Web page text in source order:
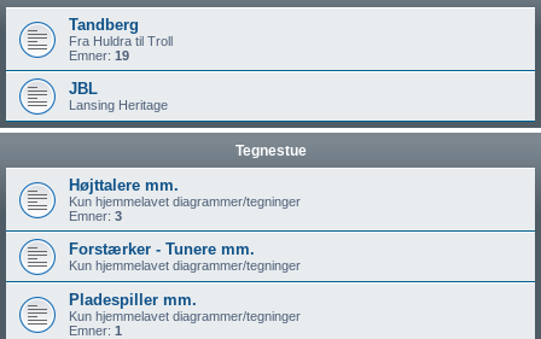
Tandberg
Fra Huldra til Troll
Emner: 19
JBL
Lansing Heritage
Tegnestue
Højttalere mm.
Kun hjemmelavet diagrammer/tegninger
Emner: 3
Forstærker - Tunere mm.
Kun hjemmelavet diagrammer/tegninger
Pladespiller mm.
Kun hjemmelavet diagrammer/tegninger
Emner: 1